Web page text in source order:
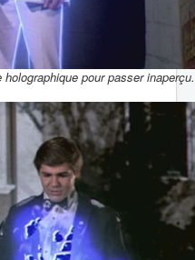
pour passer inaperçu.